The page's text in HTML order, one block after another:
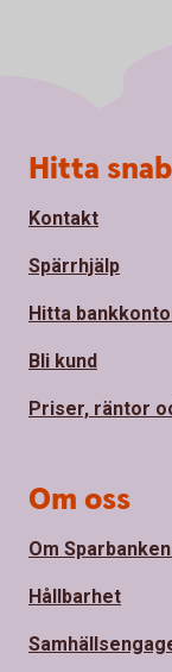
Sidfot
Hitta
Kontakt
Spärrhjälp
Hitta
Bli kund
Priser, räntor
Om oss
Om
Hållbarhet